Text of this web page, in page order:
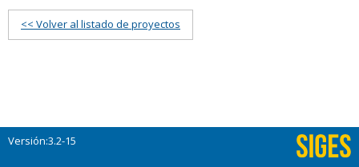
<< Volver al listado de proyectos
Versión:3.2-15